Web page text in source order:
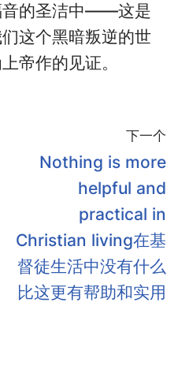
音的圣洁中——这是
这个黑暗叛逆的世
帝作的见证。
下一个
Nothing is more
helpful and
practical in
Christian living在基
督徒生活中没有什么
比这更有帮助和实用